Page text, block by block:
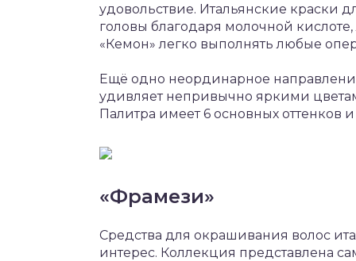
удовольствие. Итальянские краски
головы благодаря молочной
«Кемон» легко выполнять любые
Ещё одно неординарное
удивляет непривычно яркими
Палитра имеет 6 основных оттенков
«Фрамези»
Средства для окрашивания волос
интерес. Коллекция представлена